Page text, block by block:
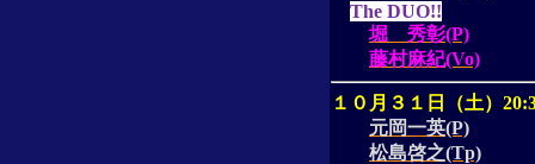
The DUO!!
堀 秀彰(P)
藤村麻紀(Vo)
１０月３１日（土）
元岡一英(P)
松島啓之(Tp)